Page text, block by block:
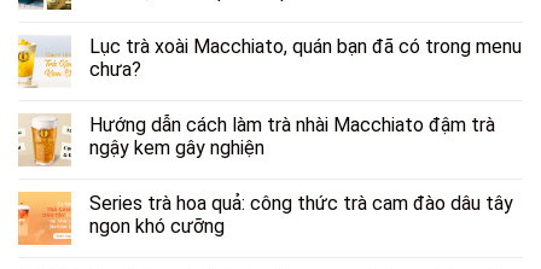
Lục trà xoài Macchiato, quán bạn đã có trong menu
chưa?
Hướng dẫn cách làm trà nhài Macchiato đậm trà
ngậy kem gây nghiện
Series trà hoa quả: công thức trà cam đào dâu tây
ngon khó cưỡng